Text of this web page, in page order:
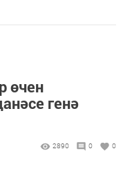
өчен
генә
2890 0 0